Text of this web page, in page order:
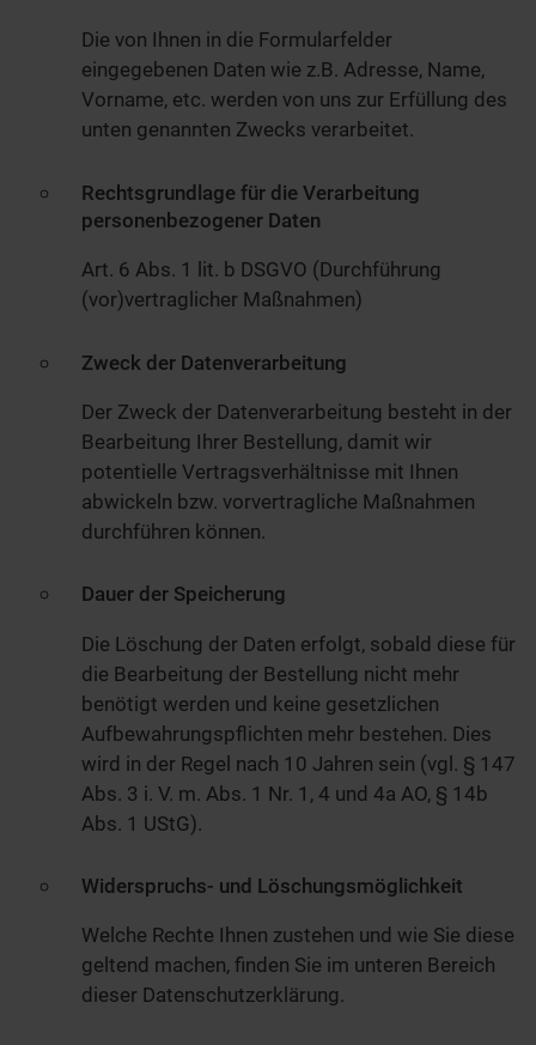
Die von Ihnen in die Formularfelder
eingegebenen Daten wie z.B. Adresse, Name,
Vorname, etc. werden von uns zur Erfüllung des
unten genannten Zwecks verarbeitet.
Rechtsgrundlage für die Verarbeitung
personenbezogener Daten
Art. 6 Abs. 1 lit. b DSGVO (Durchführung
(vor)vertraglicher Maßnahmen)
Zweck der Datenverarbeitung
Der Zweck der Datenverarbeitung besteht in der
Bearbeitung Ihrer Bestellung, damit wir
potentielle Vertragsverhältnisse mit Ihnen
abwickeln bzw. vorvertragliche Maßnahmen
durchführen können.
Dauer der Speicherung
Die Löschung der Daten erfolgt, sobald diese für
die Bearbeitung der Bestellung nicht mehr
benötigt werden und keine gesetzlichen
Aufbewahrungspflichten mehr bestehen. Dies
wird in der Regel nach 10 Jahren sein (vgl. § 147
Abs. 3 i. V. m. Abs. 1 Nr. 1, 4 und 4a AO, § 14b
Abs. 1 UStG).
Widerspruchs- und Löschungsmöglichkeit
Welche Rechte Ihnen zustehen und wie Sie diese
geltend machen, finden Sie im unteren Bereich
dieser Datenschutzerklärung.